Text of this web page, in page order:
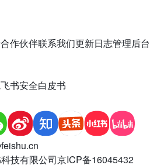
合作伙伴联系我们更新日志管理后台
飞书安全白皮书
技有限公司京ICP备16045432